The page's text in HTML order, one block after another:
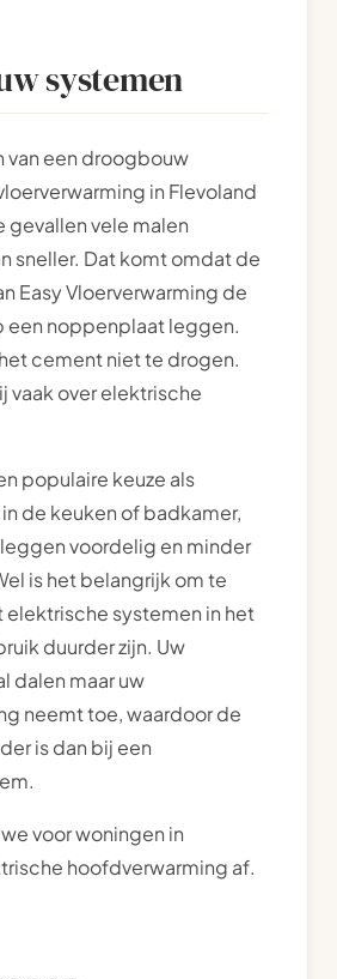
systemen
van een droogbouw
in Flevoland
gevallen vele malen
sneller. Dat komt omdat de
Easy Vloerverwarming de
een noppenplaat leggen.
cement niet te drogen.
vaak over elektrische
populaire keuze als
de keuken of badkamer,
voordelig en minder
is het belangrijk om te
systemen in het
duurder zijn. Uw
dalen maar uw
neemt toe, waardoor de
is dan bij een
voor woningen in
hoofdverwarming af.